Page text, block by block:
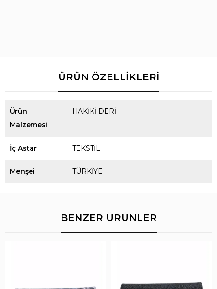
Ürün
Malzemesi
HAKİKİ DERİ
İç Astar TEKSTİL
Menşei TÜRKİYE
BENZER ÜRÜNLER